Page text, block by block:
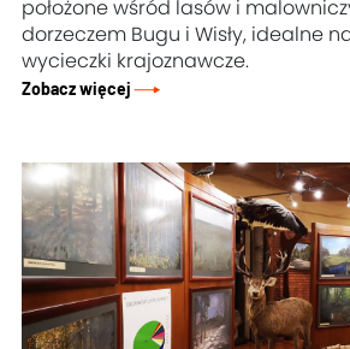
położone wśród lasów i
dorzeczem Bugu i Wisły, idealne
wycieczki krajoznawcze.
Zobacz więcej